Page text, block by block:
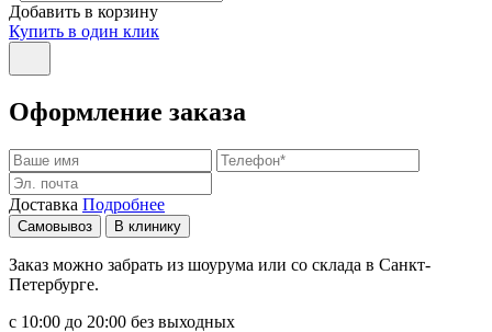
Добавить в корзину
Купить в один клик
Оформление заказа
Доставка Подробнее
Самовывоз В клинику
Заказ можно забрать из шоурума или со склада в Санкт-
Петербурге.
с 10:00 до 20:00 без выходных